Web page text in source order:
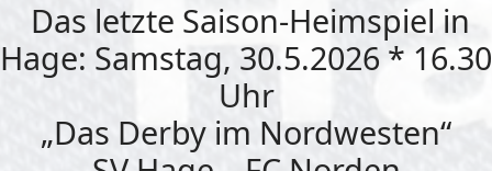
Das letzte Saison-Heimspiel in
Hage: Samstag, 30.5.2026 * 16.30
Uhr
„Das Derby im Nordwesten“